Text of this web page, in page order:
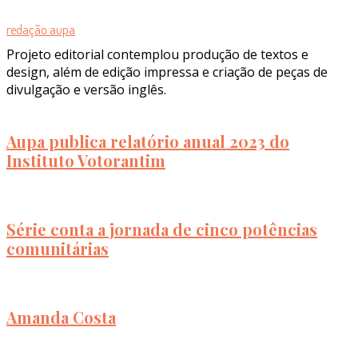
redação aupa
Projeto editorial contemplou produção de textos e
design, além de edição impressa e criação de peças de
divulgação e versão inglês.
Aupa publica relatório anual 2023 do
Instituto Votorantim
Série conta a jornada de cinco potências
comunitárias
Amanda Costa